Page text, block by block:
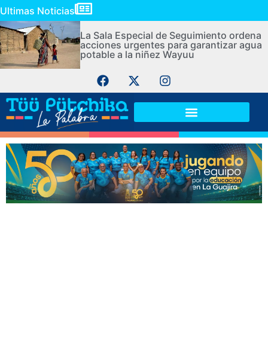
Ultimas Noticias
La Sala Especial de Seguimiento ordena
acciones urgentes para garantizar agua
potable a la niñez Wayuu